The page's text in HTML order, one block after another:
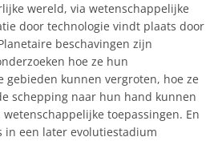
wereld, via wetenschappelijke
door technologie vindt plaats door
beschavingen zijn
hoe ze hun
gebieden kunnen vergroten, hoe ze
schepping naar hun hand kunnen
toepassingen. En
in een later evolutiestadium